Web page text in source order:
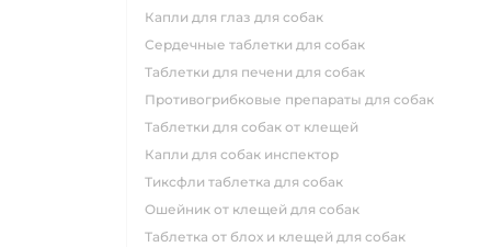
капли для глаз для собак
сердечные таблетки для собак
таблетки для печени для собак
противогрибковые препараты для собак
таблетки для собак от клещей
капли для собак инспектор
тиксфли таблетка для собак
ошейник от клещей для собак
таблетка от блох и клещей для собак